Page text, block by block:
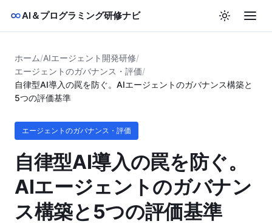
AI＆プログラミング研修ナビ
ホーム/AIエージェント開発研修/
エージェントのガバナンス・評価/
自律型AI導入の罠を防ぐ。AIエージェントのガバナンス構築と
5つの評価基準
エージェントのガバナンス・評価
自律型AI導入の罠を防ぐ。
AIエージェントのガバナン
ス構築と5つの評価基準